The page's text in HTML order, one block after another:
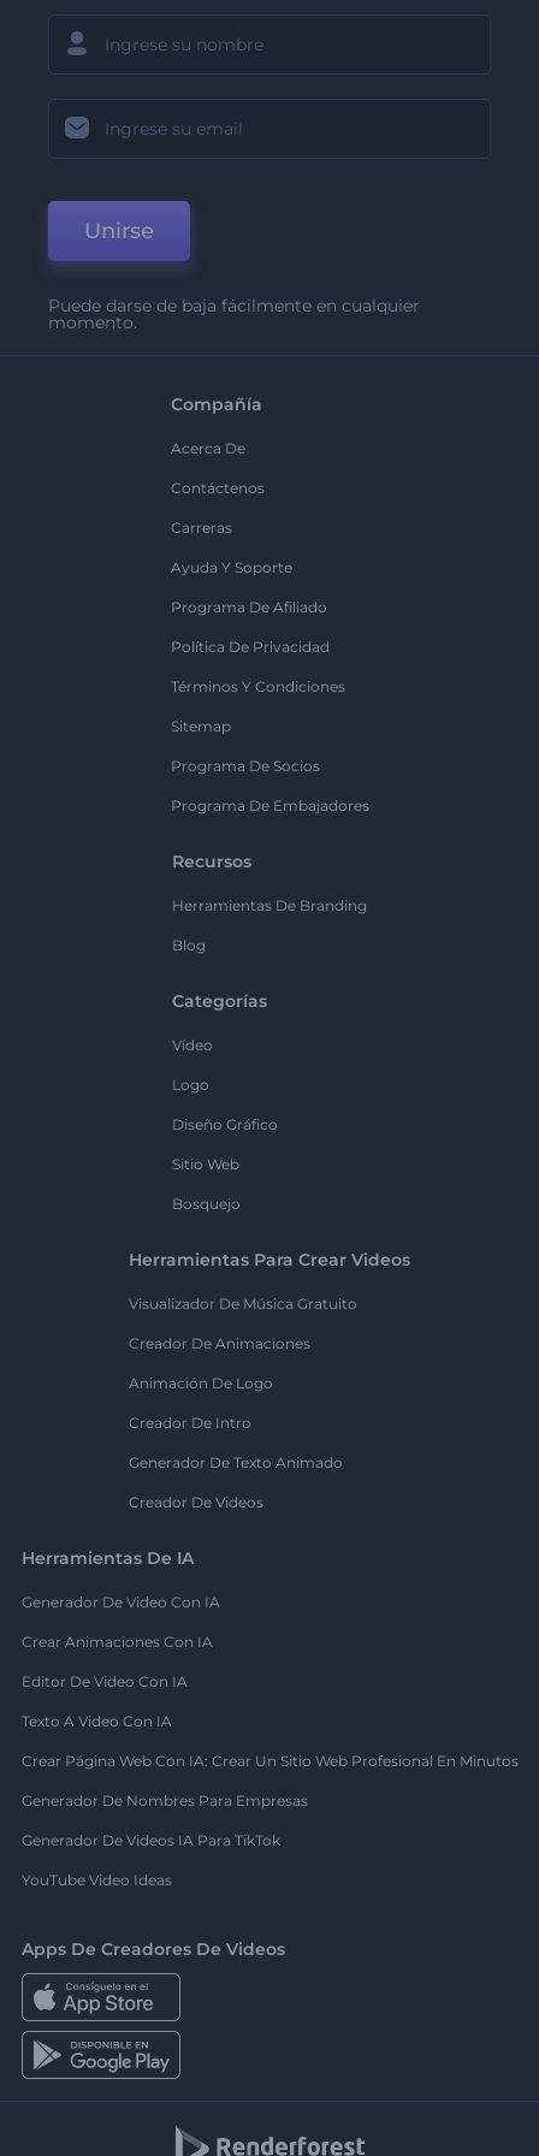
Unirse
Puede darse de baja fácilmente en cualquier
momento.
Compañía
Acerca De
Contáctenos
Carreras
Ayuda Y Soporte
Programa De Afiliado
Política De Privacidad
Términos Y Condiciones
Sitemap
Programa De Socios
Programa De Embajadores
Recursos
Herramientas De Branding
Blog
Categorías
Vídeo
Logo
Diseño Gráfico
Sitio Web
Bosquejo
Herramientas Para Crear Videos
Visualizador De Música Gratuito
Creador De Animaciones
Animación De Logo
Creador De Intro
Generador De Texto Animado
Creador De Videos
Herramientas De IA
Generador De Video Con IA
Crear Animaciones Con IA
Editor De Video Con IA
Texto A Video Con IA
Crear Página Web Con IA: Crear Un Sitio Web Profesional En Minutos
Generador De Nombres Para Empresas
Generador De Videos IA Para TikTok
YouTube Video Ideas
Apps De Creadores De Videos